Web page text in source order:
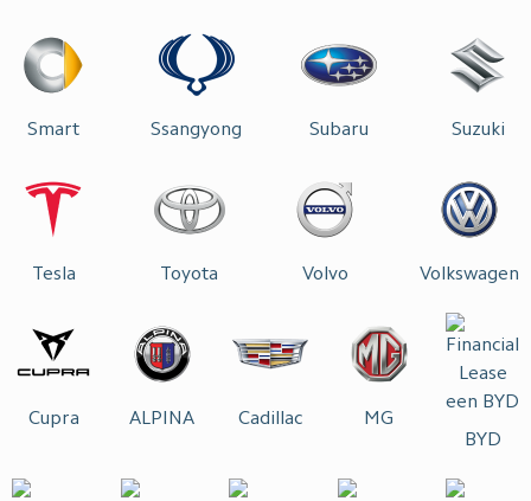
Smart Ssangyong Subaru Suzuki
Tesla Toyota Volvo Volkswagen
Cupra ALPINA Cadillac
MG
BYD